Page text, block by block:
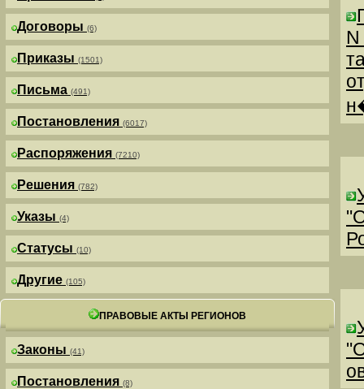
Договоры (6)
Приказы (1501)
Письма (491)
Постановления (6017)
Распоряжения (7210)
Решения (782)
Указы (4)
Статусы (10)
Другие (105)
ПРАВОВЫЕ АКТЫ РЕГИОНОВ
Законы (41)
Постановления (8)